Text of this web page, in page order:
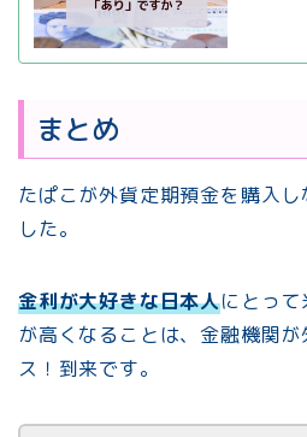
まとめ
たぱこが外貨定期預金を購入
した。
金利が大好きな日本人にとっ
が高くなることは、金融機関
ス！到来です。